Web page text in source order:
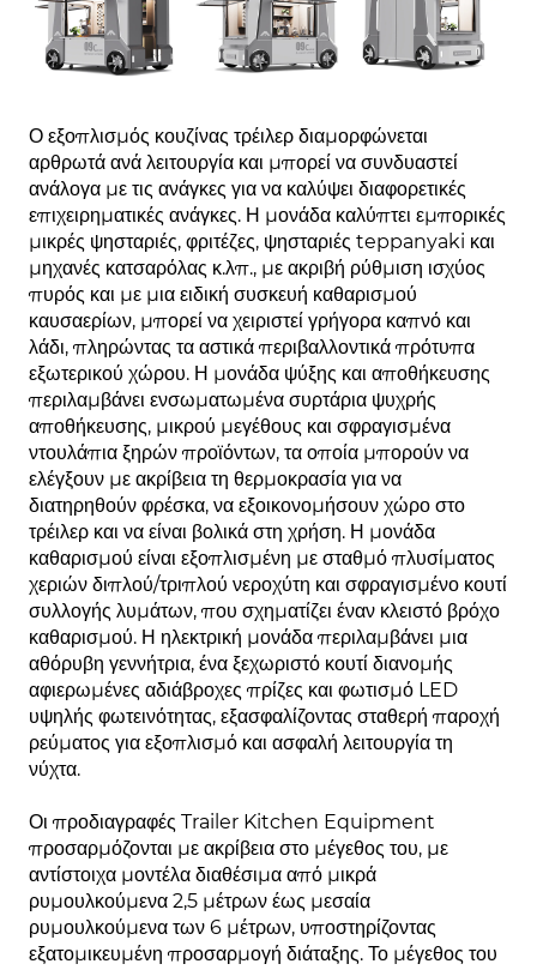
Ο εξοπλισμός κουζίνας τρέιλερ διαμορφώνεται
αρθρωτά ανά λειτουργία και μπορεί να συνδυαστεί
ανάλογα με τις ανάγκες για να καλύψει διαφορετικές
επιχειρηματικές ανάγκες. Η μονάδα καλύπτει εμπορικές
μικρές ψησταριές, φριτέζες, ψησταριές teppanyaki και
μηχανές κατσαρόλας κ.λπ., με ακριβή ρύθμιση ισχύος
πυρός και με μια ειδική συσκευή καθαρισμού
καυσαερίων, μπορεί να χειριστεί γρήγορα καπνό και
λάδι, πληρώντας τα αστικά περιβαλλοντικά πρότυπα
εξωτερικού χώρου. Η μονάδα ψύξης και αποθήκευσης
περιλαμβάνει ενσωματωμένα συρτάρια ψυχρής
αποθήκευσης, μικρού μεγέθους και σφραγισμένα
ντουλάπια ξηρών προϊόντων, τα οποία μπορούν να
ελέγξουν με ακρίβεια τη θερμοκρασία για να
διατηρηθούν φρέσκα, να εξοικονομήσουν χώρο στο
τρέιλερ και να είναι βολικά στη χρήση. Η μονάδα
καθαρισμού είναι εξοπλισμένη με σταθμό πλυσίματος
χεριών διπλού/τριπλού νεροχύτη και σφραγισμένο κουτί
συλλογής λυμάτων, που σχηματίζει έναν κλειστό βρόχο
καθαρισμού. Η ηλεκτρική μονάδα περιλαμβάνει μια
αθόρυβη γεννήτρια, ένα ξεχωριστό κουτί διανομής
αφιερωμένες αδιάβροχες πρίζες και φωτισμό LED
υψηλής φωτεινότητας, εξασφαλίζοντας σταθερή παροχή
ρεύματος για εξοπλισμό και ασφαλή λειτουργία τη
νύχτα.
Οι προδιαγραφές Trailer Kitchen Equipment
προσαρμόζονται με ακρίβεια στο μέγεθος του, με
αντίστοιχα μοντέλα διαθέσιμα από μικρά
ρυμουλκούμενα 2,5 μέτρων έως μεσαία
ρυμουλκούμενα των 6 μέτρων, υποστηρίζοντας
εξατομικευμένη προσαρμογή διάταξης. Το μέγεθος του